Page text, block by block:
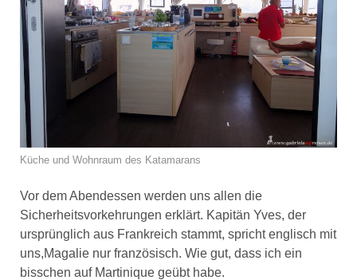
Küche und Wohnraum des Katamarans
Vor dem Abendessen werden uns allen die
Sicherheitsvorkehrungen erklärt. Kapitän Yves, der
ursprünglich aus Frankreich stammt, spricht englisch mit
uns,Magalie nur französisch. Wie gut, dass ich ein
bisschen auf Martinique geübt habe.